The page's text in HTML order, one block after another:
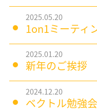
2025.05.20
1on1ミーティ
2025.01.20
新年のご挨拶
2024.12.20
ベクトル勉強